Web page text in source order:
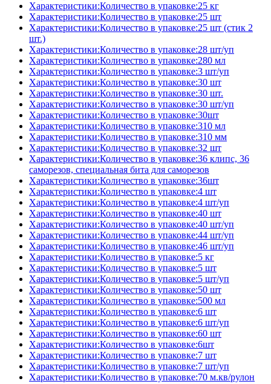
Характеристики:Количество в упаковке:25 кг
Характеристики:Количество в упаковке:25 шт
Характеристики:Количество в упаковке:25 шт (стик 2
шт.)
Характеристики:Количество в упаковке:28 шт/уп
Характеристики:Количество в упаковке:280 мл
Характеристики:Количество в упаковке:3 шт/уп
Характеристики:Количество в упаковке:30 шт
Характеристики:Количество в упаковке:30 шт.
Характеристики:Количество в упаковке:30 шт/уп
Характеристики:Количество в упаковке:30шт
Характеристики:Количество в упаковке:310 мл
Характеристики:Количество в упаковке:310 мм
Характеристики:Количество в упаковке:32 шт
Характеристики:Количество в упаковке:36 клипс, 36
саморезов, специальная бита для саморезов
Характеристики:Количество в упаковке:36шт
Характеристики:Количество в упаковке:4 шт
Характеристики:Количество в упаковке:4 шт/уп
Характеристики:Количество в упаковке:40 шт
Характеристики:Количество в упаковке:40 шт/уп
Характеристики:Количество в упаковке:44 шт/уп
Характеристики:Количество в упаковке:46 шт/уп
Характеристики:Количество в упаковке:5 кг
Характеристики:Количество в упаковке:5 шт
Характеристики:Количество в упаковке:5 шт/уп
Характеристики:Количество в упаковке:50 шт
Характеристики:Количество в упаковке:500 мл
Характеристики:Количество в упаковке:6 шт
Характеристики:Количество в упаковке:6 шт/уп
Характеристики:Количество в упаковке:60 шт
Характеристики:Количество в упаковке:6шт
Характеристики:Количество в упаковке:7 шт
Характеристики:Количество в упаковке:7 шт/уп
Характеристики:Количество в упаковке:70 м.кв/рулон